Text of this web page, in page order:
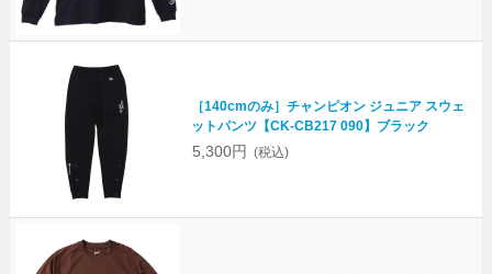
［140cmのみ］チャンピオン ジュニア スウェ
ットパンツ【CK-CB217 090】ブラック
5,300円 (税込)